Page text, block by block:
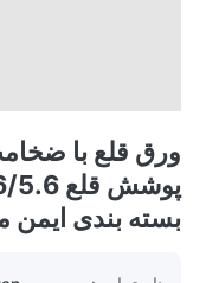
بسته بندی ایمن